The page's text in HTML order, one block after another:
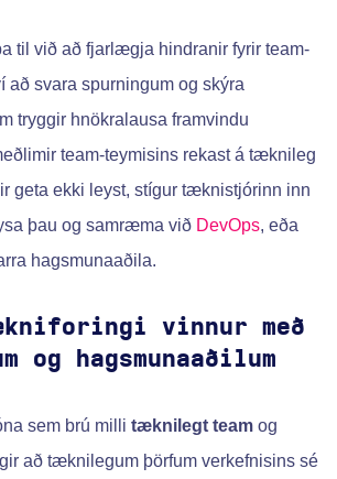
til við að fjarlægja hindranir fyrir team-
að svara spurningum og skýra
tryggir hnökralausa framvindu
team-teymisins rekast á tæknileg
geta ekki leyst, stígur tæknistjórinn inn
þau og samræma við DevOps, eða
hagsmunaaðila.
vinnur með
og hagsmunaaðilum
sem brú milli tæknilegt team og
að tæknilegum þörfum verkefnisins sé